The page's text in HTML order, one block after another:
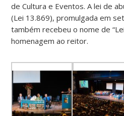
de Cultura e Eventos. A lei de
(Lei 13.869), promulgada em
também recebeu o nome de
homenagem ao reitor.